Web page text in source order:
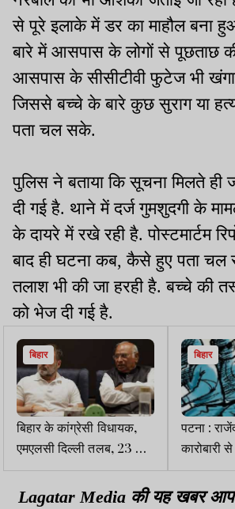
से पूरे इलाके में डर का माहौल बना
बारे में आसपास के लोगों से पूछताछ
आसपास के सीसीटीवी फुटेज भी
जिससे बच्चे के बारे कुछ सुराग या
पता चल सके.
पुलिस ने बताया कि सूचना मिलते
दी गई है. थाने में दर्ज गुमशुदगी के
के दायरे में रखे रही है. पोस्टमार्टम
बाद ही घटना कब, कैसे हुए पता चल
तलाश भी की जा हरही है. बच्चे की
को भेज दी गई है.
बिहार
बिहार के कांग्रेसी विधायक,
एमएलसी दिल्ली तलब, 23 को
बैठक, राहुल गांधी, खड़गे
शामिल होंगे
बिहार
पटना : राजेंद्र नगर में ज्वेलरी
कारोबारी
के जेवर की
फायरिंग
Lagatar Media की यह खबर